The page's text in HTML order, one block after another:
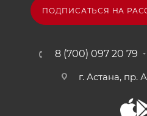
ПОДПИСАТЬСЯ НА
8 (700) 097 20 79
г. Астана, пр.